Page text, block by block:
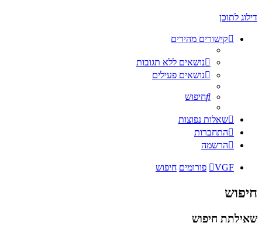
דילוג לתוכן
קישורים מהירים
נושאים ללא תגובות
נושאים פעילים
חיפוש
שאלות נפוצות
התחברות
הרשמה
VGF פורומים חיפוש
חיפוש
שאילתת חיפוש